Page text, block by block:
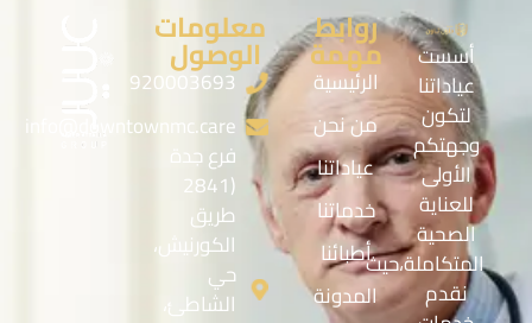
أسست
عياداتنا
لتكون
وجهتكم
الأولى
للعناية
الصحية
المتكاملة،حيث
نقدم
روابط
مهمة
الرئيسية
من نحن
عياداتنا
خدماتنا
أطبائنا
المدونة
معلومات
الوصول
920003693
info@downtownmc.care
فرع جدة
(2841
طريق
الكورنيش،
حي
الشاطئ،